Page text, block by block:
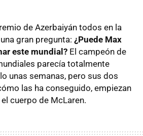
de Azerbaiyán todos en la
gran pregunta: ¿Puede Max
este mundial? El campeón de
parecía totalmente
unas semanas, pero sus dos
las ha conseguido, empiezan
cuerpo de McLaren.